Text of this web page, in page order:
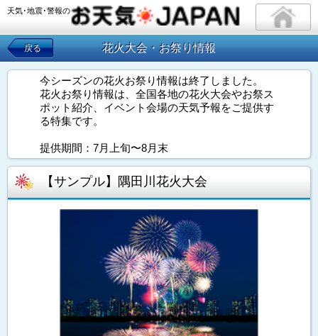
天気･地震･警報の
戻る 花火大会・お祭り情報
今シーズンの花火お祭り情報は終了しました。
花火お祭り情報は、全国各地の花火大会やお祭ス
ポット紹介、イベント会場の天気予報をご提供す
る特集です。
提供期間：7月上旬〜8月末
【サンプル】隅田川花火大会